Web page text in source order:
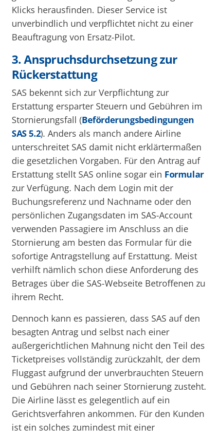
Klicks herausfinden. Dieser Service ist
unverbindlich und verpflichtet nicht zu einer
Beauftragung von Ersatz-Pilot.
3. Anspruchsdurchsetzung zur
Rückerstattung
SAS bekennt sich zur Verpflichtung zur
Erstattung ersparter Steuern und Gebühren im
Stornierungsfall (Beförderungsbedingungen
SAS 5.2). Anders als manch andere Airline
unterschreitet SAS damit nicht erklärtermaßen
die gesetzlichen Vorgaben. Für den Antrag auf
Erstattung stellt SAS online sogar ein Formular
zur Verfügung. Nach dem Login mit der
Buchungsreferenz und Nachname oder den
persönlichen Zugangsdaten im SAS-Account
verwenden Passagiere im Anschluss an die
Stornierung am besten das Formular für die
sofortige Antragstellung auf Erstattung. Meist
verhilft nämlich schon diese Anforderung des
Betrages über die SAS-Webseite Betroffenen zu
ihrem Recht.
Dennoch kann es passieren, dass SAS auf den
besagten Antrag und selbst nach einer
außergerichtlichen Mahnung nicht den Teil des
Ticketpreises vollständig zurückzahlt, der dem
Fluggast aufgrund der unverbrauchten Steuern
und Gebühren nach seiner Stornierung zusteht.
Die Airline lässt es gelegentlich auf ein
Gerichtsverfahren ankommen. Für den Kunden
ist ein solches zumindest mit einer